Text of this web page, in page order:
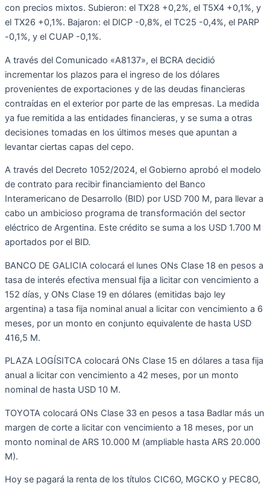
con precios mixtos. Subieron: el TX28 +0,2%, el T5X4 +0,1%, y
el TX26 +0,1%. Bajaron: el DICP -0,8%, el TC25 -0,4%, el PARP
-0,1%, y el CUAP -0,1%.
A través del Comunicado «A8137», el BCRA decidió
incrementar los plazos para el ingreso de los dólares
provenientes de exportaciones y de las deudas financieras
contraídas en el exterior por parte de las empresas. La medida
ya fue remitida a las entidades financieras, y se suma a otras
decisiones tomadas en los últimos meses que apuntan a
levantar ciertas capas del cepo.
A través del Decreto 1052/2024, el Gobierno aprobó el modelo
de contrato para recibir financiamiento del Banco
Interamericano de Desarrollo (BID) por USD 700 M, para llevar a
cabo un ambicioso programa de transformación del sector
eléctrico de Argentina. Este crédito se suma a los USD 1.700 M
aportados por el BID.
BANCO DE GALICIA colocará el lunes ONs Clase 18 en pesos a
tasa de interés efectiva mensual fija a licitar con vencimiento a
152 días, y ONs Clase 19 en dólares (emitidas bajo ley
argentina) a tasa fija nominal anual a licitar con vencimiento a 6
meses, por un monto en conjunto equivalente de hasta USD
416,5 M.
PLAZA LOGÍSITCA colocará ONs Clase 15 en dólares a tasa fija
anual a licitar con vencimiento a 42 meses, por un monto
nominal de hasta USD 10 M.
TOYOTA colocará ONs Clase 33 en pesos a tasa Badlar más un
margen de corte a licitar con vencimiento a 18 meses, por un
monto nominal de ARS 10.000 M (ampliable hasta ARS 20.000
M).
Hoy se pagará la renta de los títulos CIC6O, MGCKO y PEC8O,